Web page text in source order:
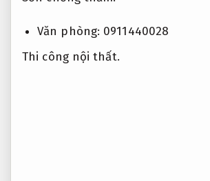
Văn phòng: 0911440028
Thi công nội thất.